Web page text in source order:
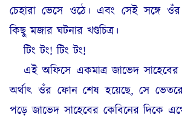
চেহারা ভেসে ওঠে। এবং সেই সঙ্গে
কিছু মজার ঘটনার খণ্ডচিত্র।
টিং টং! টিং টং!
এই অফিসে একমাত্র জাভেদ
অর্থাৎ ওঁর ফোন শেষ হয়েছে, সে
পড়ে জাভেদ সাহেবের কেবিনের দিকে